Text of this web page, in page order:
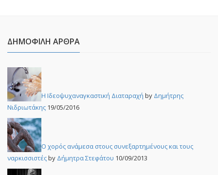
ΔΗΜΟΦΙΛΉ ΆΡΘΡΑ
Η Ιδεοψυχαναγκαστική Διαταραχή by Δημήτρης
Νιδριωτάκης 19/05/2016
Ο χορός ανάμεσα στους συνεξαρτημένους και τους
ναρκισσιστέςby Δήμητρα Στεφάτου 10/09/2013